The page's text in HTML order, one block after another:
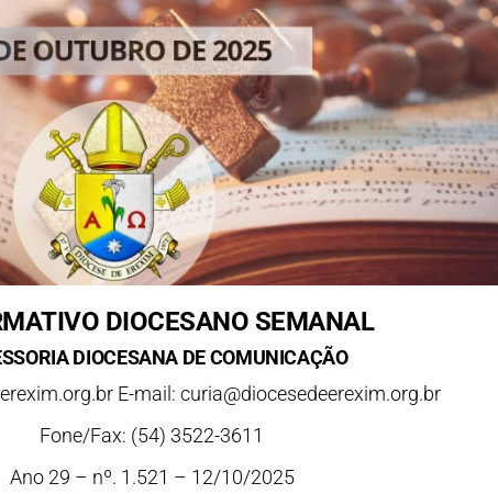
DIOCESANO SEMANAL
DIOCESANA DE COMUNICAÇÃO
E-mail: curia@diocesedeerexim.org.br
Fone/Fax: (54) 3522-3611
Ano 29 – nº. 1.521 – 12/10/2025